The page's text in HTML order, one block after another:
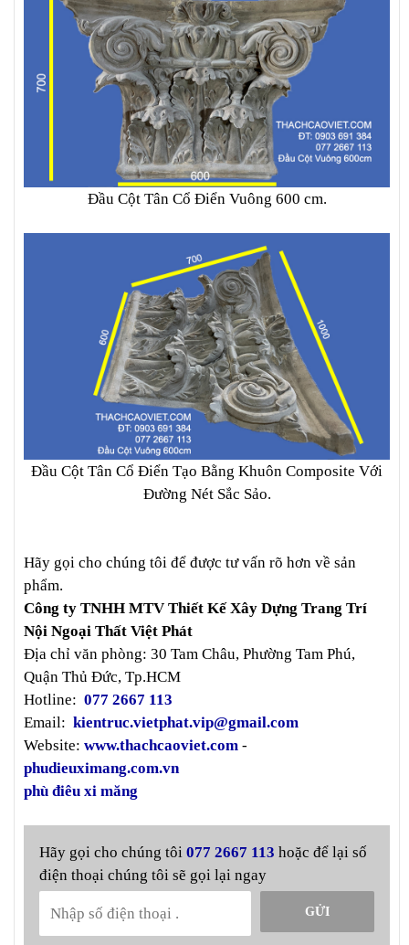
Đầu Cột Tân Cổ Điển Vuông 600 cm.
Đầu Cột Tân Cổ Điển Tạo Bằng Khuôn Composite Với
Đường Nét Sắc Sảo.
Hãy gọi cho chúng tôi để được tư vấn rõ hơn về sản
phẩm.
Công ty TNHH MTV Thiết Kế Xây Dựng Trang Trí
Nội Ngoại Thất Việt Phát
Địa chỉ văn phòng: 30 Tam Châu, Phường Tam Phú,
Quận Thủ Đức, Tp.HCM
Hotline: 077 2667 113
Email: kientruc.vietphat.vip@gmail.com
Website: www.thachcaoviet.com -
phudieuximang.com.vn
phù điêu xi măng
Hãy gọi cho chúng tôi 077 2667 113 hoặc để lại số
điện thoại chúng tôi sẽ gọi lại ngay
GỬI